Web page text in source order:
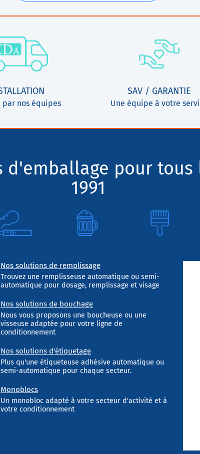
nos équipes
SAV / GARANTIE
Une équipe à votre
d'emballage pour tous
1991
Nos solutions de remplissage
Trouvez une remplisseuse automatique ou semi-
automatique pour dosage, remplissage et visage
Nos solutions de bouchage
Nous vous proposons une boucheuse ou une
visseuse adaptée pour votre ligne de
conditionnement
Nos solutions d'étiquetage
Plus qu'une étiqueteuse adhésive automatique ou
semi-automatique pour chaque secteur.
Monoblocs
Un monobloc adapté à votre secteur d'activité et à
votre conditionnement